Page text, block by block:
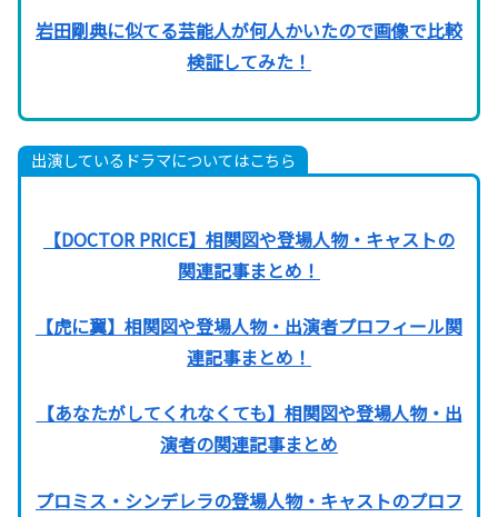
岩田剛典に似てる芸能人が何人かいたので画像で比較
検証してみた！
出演しているドラマについてはこちら
【DOCTOR PRICE】相関図や登場人物・キャストの
関連記事まとめ！
【虎に翼】相関図や登場人物・出演者プロフィール関
連記事まとめ！
【あなたがしてくれなくても】相関図や登場人物・出
演者の関連記事まとめ
プロミス・シンデレラの登場人物・キャストのプロフ